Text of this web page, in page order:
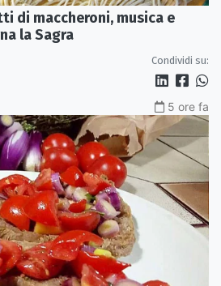
di maccheroni, musica e
la Sagra
Condividi su:
5 ore fa